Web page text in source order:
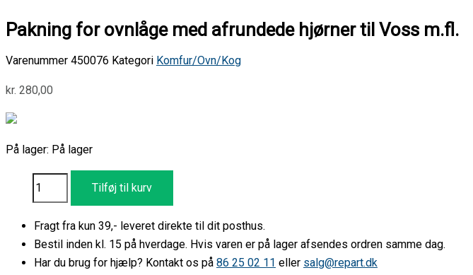
Pakning for ovnlåge med afrundede hjørner til Voss m.fl.
Varenummer 450076 Kategori Komfur/Ovn/Kog
kr. 280,00
På lager: På lager
Tilføj til kurv
Fragt fra kun 39,- leveret direkte til dit posthus.
Bestil inden kl. 15 på hverdage. Hvis varen er på lager afsendes ordren samme dag.
Har du brug for hjælp? Kontakt os på 86 25 02 11 eller salg@repart.dk